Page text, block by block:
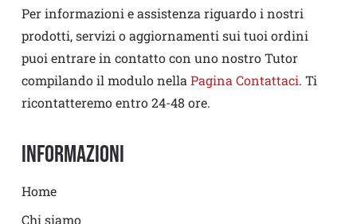
Per informazioni e assistenza riguardo i nostri
prodotti, servizi o aggiornamenti sui tuoi ordini
puoi entrare in contatto con uno nostro Tutor
compilando il modulo nella Pagina Contattaci. Ti
ricontatteremo entro 24-48 ore.
Informazioni
Home
Chi siamo